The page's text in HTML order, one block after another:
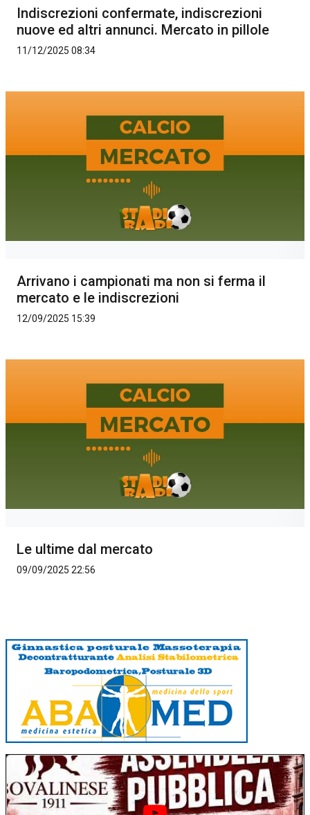
Indiscrezioni confermate, indiscrezioni
nuove ed altri annunci. Mercato in pillole
11/12/2025 08:34
Arrivano i campionati ma non si ferma il
mercato e le indiscrezioni
12/09/2025 15:39
Le ultime dal mercato
09/09/2025 22:56